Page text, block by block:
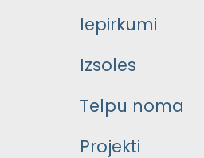
Iepirkumi
Izsoles
Telpu noma
Projekti